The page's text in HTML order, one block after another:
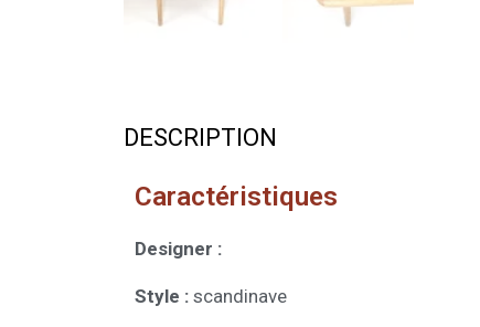
DESCRIPTION
Caractéristiques
Designer :
Style : scandinave